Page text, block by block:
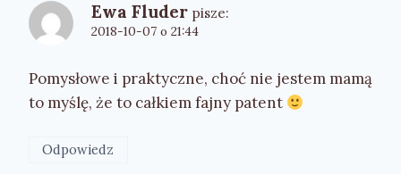
Ewa Fluder pisze:
2018-10-07 o 21:44
Pomysłowe i praktyczne, choć nie jestem mamą
to myślę, że to całkiem fajny patent
Odpowiedz